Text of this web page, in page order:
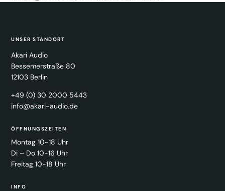
UNSER STANDORT
Akari Audio
Bessemerstraße 80
12103 Berlin
+49 (0) 30 2000 5443
info@akari-audio.de
ÖFFNUNGSZEITEN
Montag 10-18 Uhr
Di – Do 10-16 Uhr
Freitag 10-18 Uhr
INFO